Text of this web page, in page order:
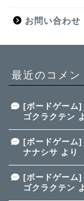
お問い合わせ
最近のコメン
[ボードゲーム
ゴクラクテン
[ボードゲーム
ナナシサ より
[ボードゲーム
ゴクラクテン